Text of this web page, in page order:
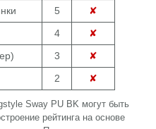
5
✘
4
✘
3
✘
2 ✘
Sway PU BK могут быть
рейтинга на основе